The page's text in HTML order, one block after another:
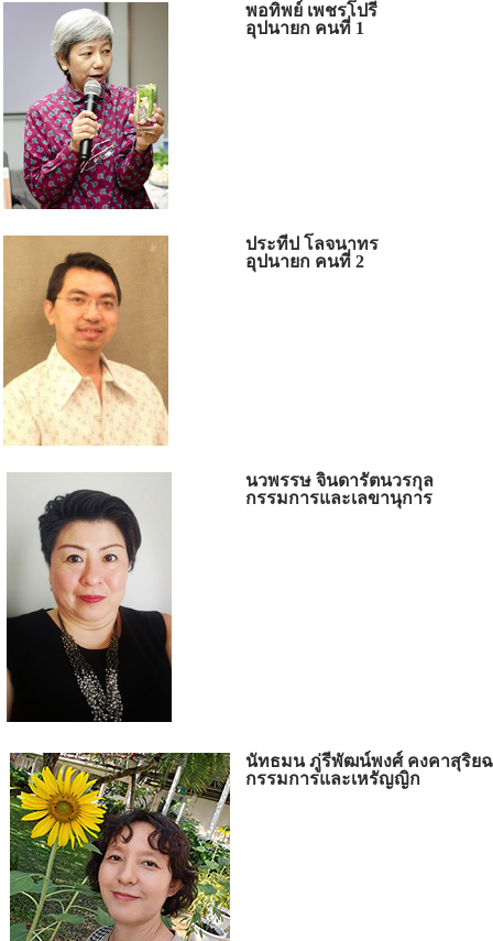
พอทิพย์ เพชรโปรี
อุปนายก คนที่ 1
ประทีป โลจนาทร
อุปนายก คนที่ 2
นวพรรษ จินดารัตนวรกุล
กรรมการและเลขานุการ
นัทธมน ภู่รีพัฒน์พงศ์ คงคาสุริย
กรรมการและเหรัญญิก